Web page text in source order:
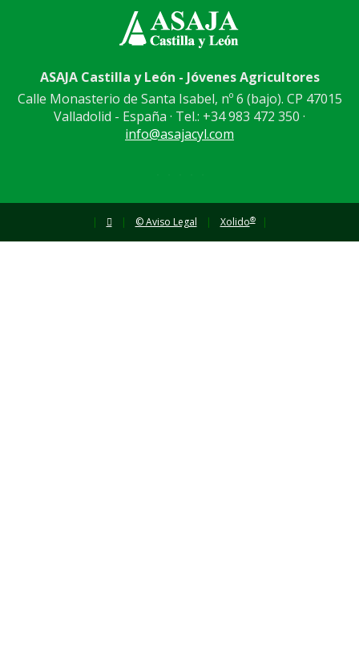
ASAJA Castilla y León - Jóvenes Agricultores
Calle Monasterio de Santa Isabel, nº 6 (bajo). CP 47015
Valladolid - España · Tel.: +34 983 472 350 ·
info@asajacyl.com
| | © Aviso Legal | Xolido® |